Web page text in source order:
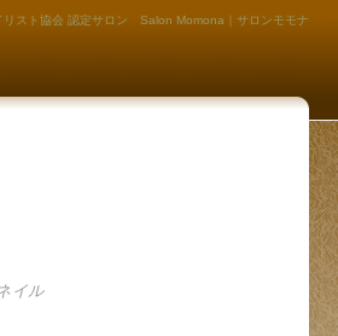
リスト協会 認定サロン Salon Momona｜サロンモモナ
イル